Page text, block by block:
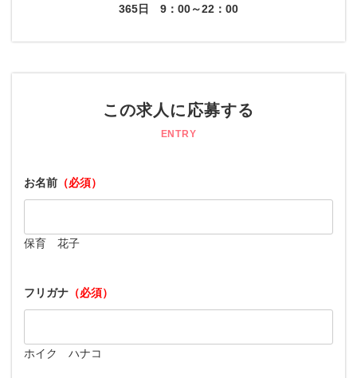
365日 9：00～22：00
この求人に応募する
ENTRY
お名前 （必須）
保育 花子
フリガナ （必須）
ホイク ハナコ